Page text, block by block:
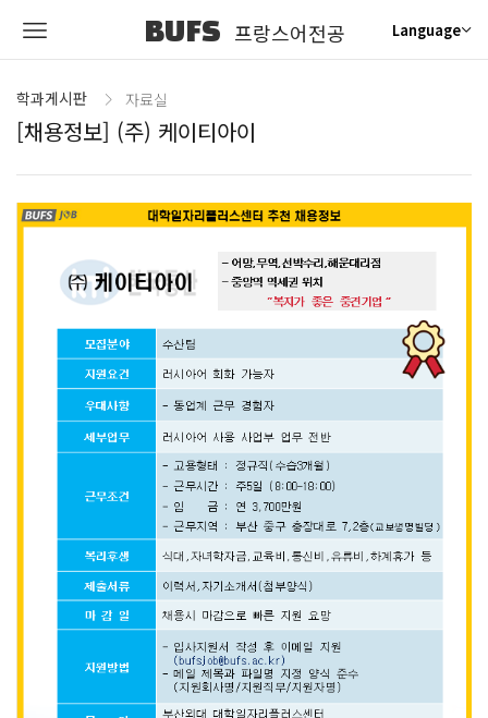
BUFS 프랑스어전공 Language
학과게시판 자료실
[채용정보] (주) 케이티아이